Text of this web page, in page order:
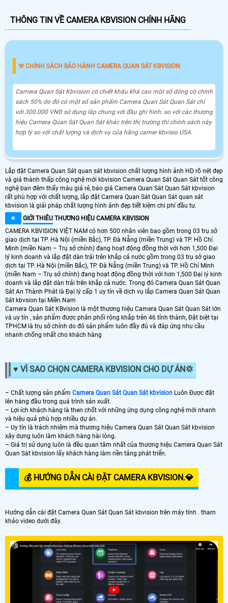
THÔNG TIN VỀ CAMERA KBVISION CHÍNH HÃNG
⚒ CHÍNH SÁCH BẢO HÀNH CAMERA QUAN SÁT KBVISION
Camera Quan Sát Kbvision có chiết khấu khá cao một số dòng có chính
sách 50% do đó có một số sản phẩm Camera Quan Sát Quan Sát chỉ
với 300.000 VNĐ sử dụng lắp chung với đầu ghi hình. so với các thương
hiệu Camera Quan Sát Quan Sát khác trên thị trường thì chính sách này
hợp lý so với chất lượng và dịch vụ của hãng camer kbvisio USA.
Lắp đặt Camera Quan Sát quan sát kbvision chất lượng hình ảnh HD rõ nét đẹp
và giá thành thấp công nghệ mới kbvision Camera Quan Sát Quan Sát tốt công
nghệ ban đêm thấy màu giá rẻ, báo giá Camera Quan Sát Quan Sát kbvision
rất phù hợp với chất lượng, lắp đặt Camera Quan Sát Quan Sát quan sát
kbvision là giải pháp chất lượng hình ảnh đẹp tiết kiệm chi phí đầu tư.
🔅
GIỚI THIÊU THƯƠNG HIỆU CAMERA KBVISION
CAMERA KBVISION VIỆT NAM có hơn 500 nhân viên bao gồm trong 03 trụ sở
giao dịch tại TP. Hà Nội (miền Bắc), TP. Đà Nẵng (miền Trung) và TP. Hồ Chí
Minh (miền Nam – Trụ sở chính) đang hoạt động đồng thời với hơn 1,500 Đại
lý kinh doanh và lắp đặt dàn trải trên khắp cả nước gồm trong 03 trụ sở giao
dịch tại TP. Hà Nội (miền Bắc), TP. Đà Nẵng (miền Trung) và TP. Hồ Chí Minh
(miền Nam – Trụ sở chính) đang hoạt động đồng thời với hơn 1,500 Đại lý kinh
doanh và lắp đặt dàn trải trên khắp cả nước. Trong đó Camera Quan Sát Quan
Sát An Thành Phát là Đại lý cấp 1 uy tín về dịch vụ lắp Camera Quan Sát Quan
Sát kbvsion tại Miền Nam
Camera Quan Sát KBvision là một thương hiệu Camera Quan Sát Quan Sát lớn
và uy tín , sản phẩm được phân phối rộng khắp trên 46 tỉnh thành, Đặt biệt tại
TPHCM là trụ sở chính do đó sản phẩm luôn đầy đủ và đáp ứng nhu cầu
nhanh chống nhất cho khách hàng
♥️ VÌ SAO CHỌN CAMERA KBVISION CHO DỰ ÁN️💢
– Chất lượng sản phẩm Camera Quan Sát Quan Sát kbvision Luôn Được đặt
lên hàng đầu trong quá trình sản xuất.
– Lợi ích khách hàng là then chốt với những ứng dụng công nghệ mới nhanh
và hiệu quả phù hợp nhiều dự án.
– Uy tín là trách nhiệm mà thương hiệu Camera Quan Sát Quan Sát kbvision
xây dựng luôn làm khách hàng hài lòng.
– Giá trị sử dụng luôn là đều quan tâm nhất của thương hiệu Camera Quan Sát
Quan Sát kbvision lấy khách hàng làm nền tảng phát triển.
💰 HƯỚNG DẪN CÀI ĐẶT CAMERA KBVISION.️💎
Hướng dẫn cài đặt Camera Quan Sát Quan Sát kbvision trên máy tính . tham
khảo video dưới đây.